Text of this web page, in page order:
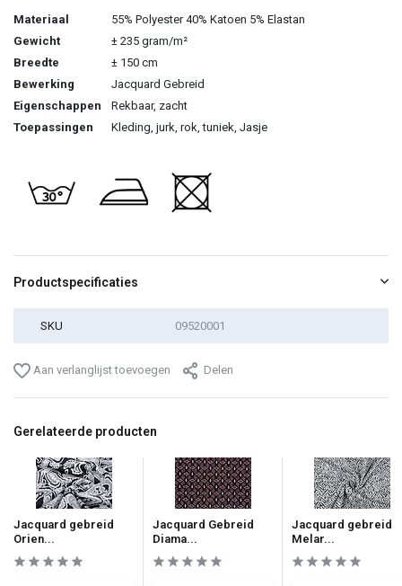
Materiaal
55% Polyester 40% Katoen 5% Elastan
Gewicht
± 235 gram/m²
Breedte
± 150 cm
Bewerking
Jacquard Gebreid
Eigenschappen
Rekbaar, zacht
Toepassingen
Kleding, jurk, rok, tuniek, Jasje
Productspecificaties
SKU 09520001
Aan verlanglijst toevoegen Delen
Gerelateerde producten
Jacquard gebreid
Orien...
Jacquard Gebreid
Diama...
Jacquard gebreid
Melar...